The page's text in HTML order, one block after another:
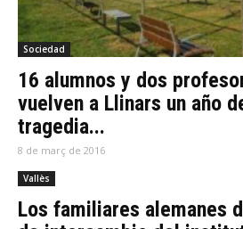
Sociedad
16 alumnos y dos
vuelven a Llinars un año
tragedia...
8 de març de 2016
Vallès
Los familiares alemanes